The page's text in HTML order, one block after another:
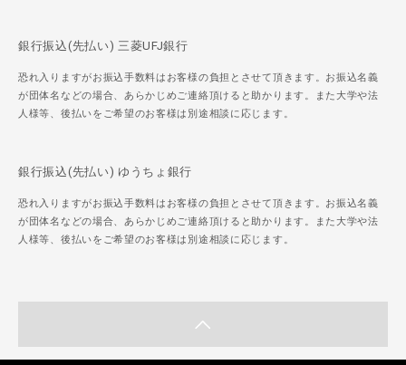
銀行振込(先払い) 三菱UFJ銀行
恐れ入りますがお振込手数料はお客様の負担とさせて頂きます。お振込名義
が団体名などの場合、あらかじめご連絡頂けると助かります。また大学や法
人様等、後払いをご希望のお客様は別途相談に応じます。
銀行振込(先払い) ゆうちょ銀行
恐れ入りますがお振込手数料はお客様の負担とさせて頂きます。お振込名義
が団体名などの場合、あらかじめご連絡頂けると助かります。また大学や法
人様等、後払いをご希望のお客様は別途相談に応じます。